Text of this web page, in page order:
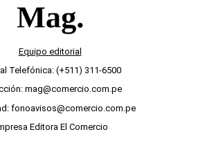
Equipo editorial
Telefónica: (+511) 311-6500
mag@comercio.com.pe
fonoavisos@comercio.com.pe
Editora El Comercio